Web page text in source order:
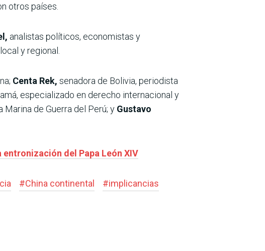
otros países.
analistas políticos, economistas y
y regional.
Centa Rek, senadora de Bolivia, periodista
especializado en derecho internacional y
Marina de Guerra del Perú; y Gustavo
del Papa León XIV
#China continental #implicancias